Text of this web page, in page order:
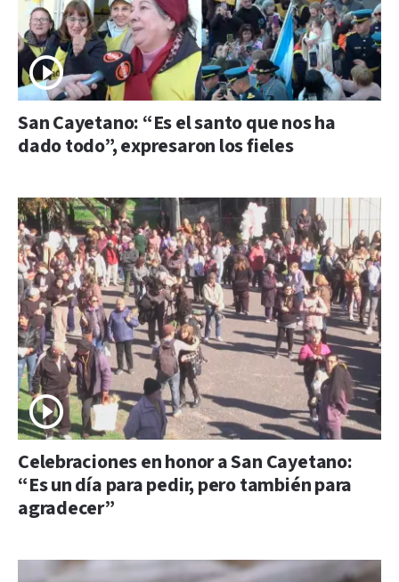
San Cayetano: “Es el santo que nos ha
dado todo”, expresaron los fieles
Celebraciones en honor a San Cayetano:
“Es un día para pedir, pero también para
agradecer”